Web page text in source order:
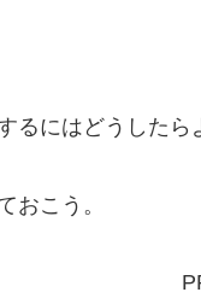
るにはどうしたら
おこう。